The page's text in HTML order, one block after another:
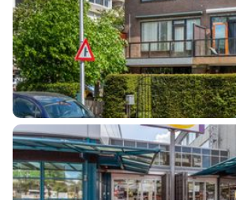
Oppervlakte 159 m²
Eigendomssituatie Volle
Perceel UTT00-H-970
Buitenruimte